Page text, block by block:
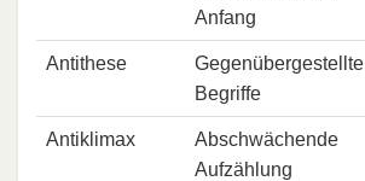
Anfang
Antithese
Gegenübergestellte
Begriffe
Antiklimax
Abschwächende
Aufzählung